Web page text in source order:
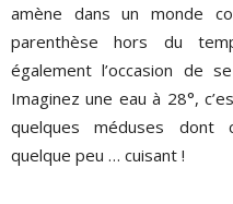
amène dans un monde
parenthèse hors du
également l’occasion de
Imaginez une eau à 28°,
quelques méduses dont
quelque peu … cuisant !